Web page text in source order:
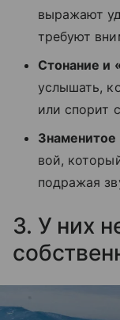
выражают
требуют
Стонание и
услышать,
или спорит
Знаменитое
вой,
подражая
3. У них